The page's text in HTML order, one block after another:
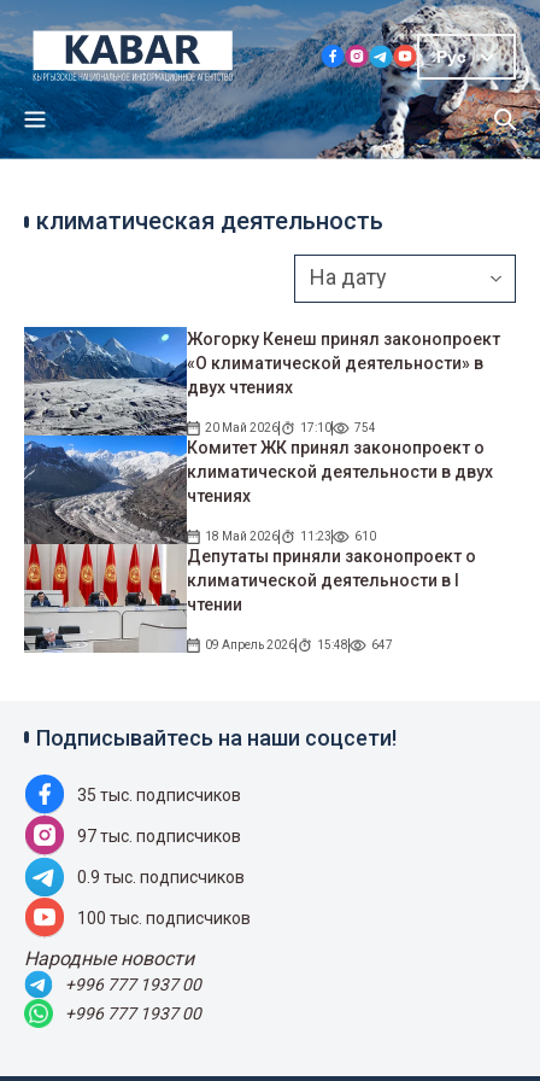
Рус
климатическая деятельность
Жогорку Кенеш принял законопроект
«О климатической деятельности» в
двух чтениях
20 Май 2026 17:10 754
Комитет ЖК принял законопроект о
климатической деятельности в двух
чтениях
18 Май 2026 11:23 610
Депутаты приняли законопроект о
климатической деятельности в I
чтении
09 Апрель 2026 15:48 647
Подписывайтесь на наши соцсети!
35 тыс. подписчиков
97 тыс. подписчиков
0.9 тыс. подписчиков
100 тыс. подписчиков
Народные новости
+996 777 1937 00
+996 777 1937 00